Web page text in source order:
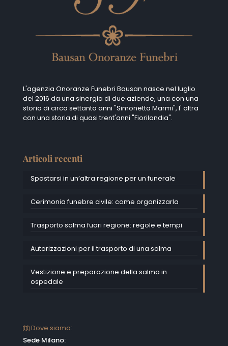
L'agenzia Onoranze Funebri Bausan nasce nel luglio
del 2016 da una sinergia di due aziende, una con una
storia di circa settanta anni "Simonetta Marmi", I' altra
con una storia di quasi trent'anni "Fiorilandia".
Articoli recenti
Spostarsi in un’altra regione per un funerale
Cerimonia funebre civile: come organizzarla
Trasporto salma fuori regione: regole e tempi
Autorizzazioni per il trasporto di una salma
Vestizione e preparazione della salma in
ospedale
Dove siamo:
Sede Milano: